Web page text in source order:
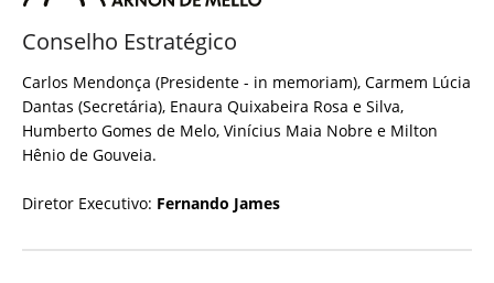
Conselho Estratégico
Carlos Mendonça (Presidente - in memoriam), Carmem Lúcia
Dantas (Secretária), Enaura Quixabeira Rosa e Silva,
Humberto Gomes de Melo, Vinícius Maia Nobre e Milton
Hênio de Gouveia.
Diretor Executivo: Fernando James